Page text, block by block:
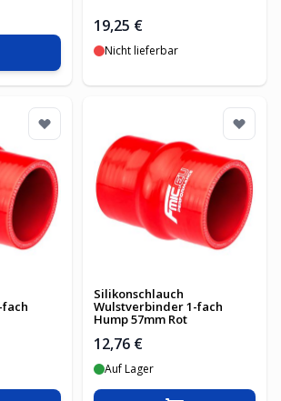
Warenkorb
19,25 €
Nicht lieferbar
Silikonschlauch
Wulstverbinder 1-fach
Hump 57mm Rot
12,76 €
Auf Lager